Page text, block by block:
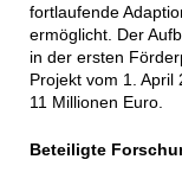
fortlaufende
ermöglicht. Der
in der ersten
Projekt vom 1.
11 Millionen Euro.
Beteiligte